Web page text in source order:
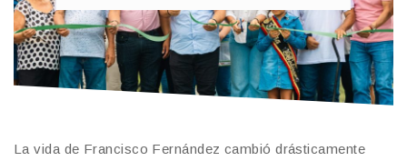
La vida de Francisco Fernández cambió drásticamente